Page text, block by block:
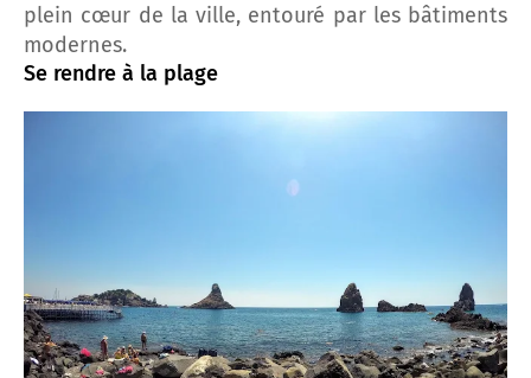
plein cœur de la ville, entouré par les bâtiments
modernes.
Se rendre à la plage